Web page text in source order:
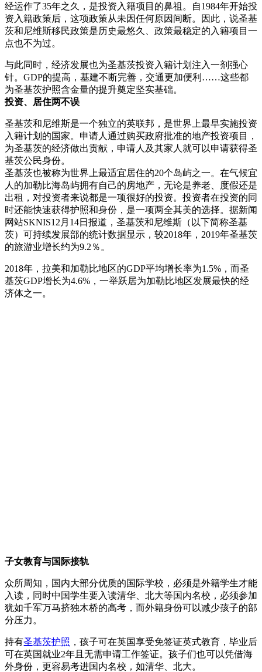
经运作了35年之久，是投资入籍项目的鼻祖。自1984年开始投
资入籍政策后，这项政策从未因任何原因间断。因此，说圣基
茨和尼维斯移民政策是历史最悠久、政策最稳定的入籍项目一
点也不为过。
与此同时，经济发展也为圣基茨投资入籍计划注入一剂强心
针。GDP的提高，基建不断完善，交通更加便利……这些都
为圣基茨护照含金量的提升奠定坚实基础。
投资、居住两不误
圣基茨和尼维斯是一个独立的英联邦，是世界上最早实施投资
入籍计划的国家。申请人通过购买政府批准的地产投资项目，
为圣基茨的经济做出贡献，申请人及其家人就可以申请获得圣
基茨公民身份。
圣基茨也被称为世界上最适宜居住的20个岛屿之一。在气候宜
人的加勒比海岛屿拥有自己的房地产，无论是养老、度假还是
出租，对投资者来说都是一项很好的投资。投资者在投资的同
时还能快速获得护照和身份，是一项两全其美的选择。据新闻
网站SKNIS12月14日报道，圣基茨和尼维斯（以下简称圣基
茨）可持续发展部的统计数据显示，较2018年，2019年圣基茨
的旅游业增长约为9.2％。
2018年，拉美和加勒比地区的GDP平均增长率为1.5%，而圣
基茨GDP增长为4.6%，一举跃居为加勒比地区发展最快的经
济体之一。
子女教育与国际接轨
众所周知，国内大部分优质的国际学校，必须是外籍学生才能
入读，同时中国学生要入读清华、北大等国内名校，必须参加
犹如千军万马挤独木桥的高考，而外籍身份可以减少孩子的部
分压力。
持有圣基茨护照 ，孩子可在英国享受免签证英式教育，毕业后
可在英国就业2年且无需申请工作签证。孩子们也可以凭借海
外身份，更容易考进国内名校，如清华、北大。